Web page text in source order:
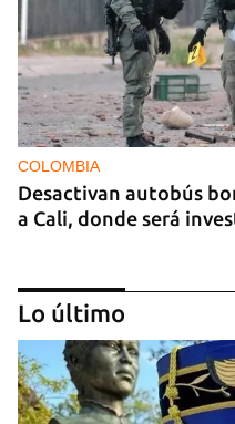
COLOMBIA
Desactivan autobús
a Cali, donde será
Lo último